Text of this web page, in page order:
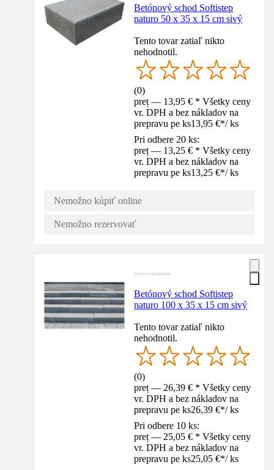
Betónový schod Softistep
naturo 50 x 35 x 15 cm sivý
Tento tovar zatiaľ nikto
nehodnotil.
(0)
preț — 13,95 € * Všetky ceny
vr. DPH a bez nákladov na
prepravu pe ks13,95 €*/ ks
Pri odbere 20 ks:
preț — 13,25 € * Všetky ceny
vr. DPH a bez nákladov na
prepravu pe ks13,25 €*/ ks
Nemožno kúpiť online
Nemožno rezervovať
Betónový schod Softistep
naturo 100 x 35 x 15 cm sivý
Tento tovar zatiaľ nikto
nehodnotil.
(0)
preț — 26,39 € * Všetky ceny
vr. DPH a bez nákladov na
prepravu pe ks26,39 €*/ ks
Pri odbere 10 ks:
preț — 25,05 € * Všetky ceny
vr. DPH a bez nákladov na
prepravu pe ks25,05 €*/ ks